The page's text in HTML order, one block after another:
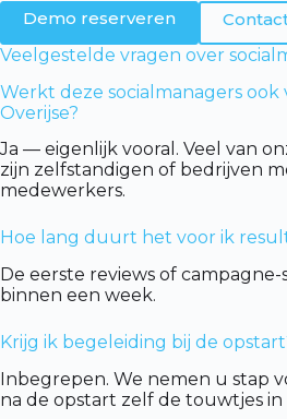
Demo reserveren
Veelgestelde vragen over
Werkt deze socialmanagers
Overijse?
Ja — eigenlijk vooral. Veel van
zijn zelfstandigen of bedrijven
medewerkers.
Hoe lang duurt het voor ik
De eerste reviews of
binnen een week.
Krijg ik begeleiding bij de
Inbegrepen. We nemen u stap
na de opstart zelf de touwtjes